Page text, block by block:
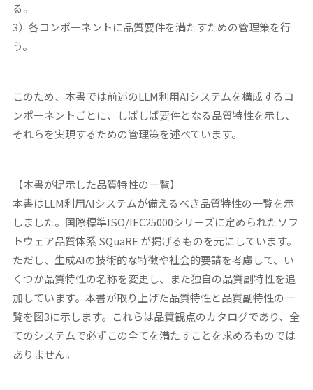
る。
3）各コンポーネントに品質要件を満たすための管理策を行
う。
このため、本書では前述のLLM利用AIシステムを構成するコ
ンポーネントごとに、しばしば要件となる品質特性を示し、
それらを実現するための管理策を述べています。
【本書が提示した品質特性の一覧】
本書はLLM利用AIシステムが備えるべき品質特性の一覧を示
しました。国際標準ISO/IEC25000シリーズに定められたソフ
トウェア品質体系 SQuaRE が掲げるものを元にしています。
ただし、生成AIの技術的な特徴や社会的要請を考慮して、い
くつか品質特性の名称を変更し、また独自の品質副特性を追
加しています。本書が取り上げた品質特性と品質副特性の一
覧を図3に示します。これらは品質観点のカタログであり、全
てのシステムで必ずこの全てを満たすことを求めるものでは
ありません。